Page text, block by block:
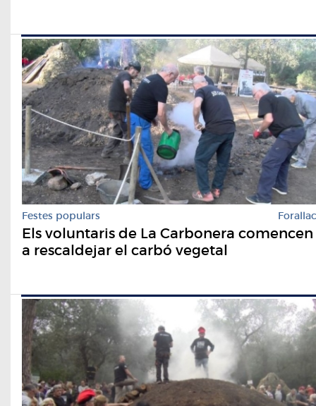
Festes populars Forallac
Els voluntaris de La Carbonera comencen
a rescaldejar el carbó vegetal